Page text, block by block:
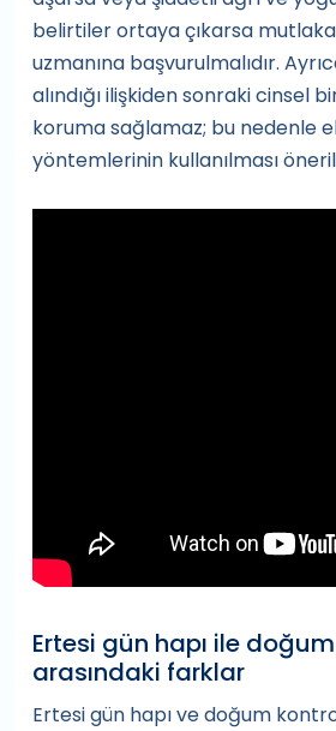
belirtiler ortaya çıkarsa
uzmanına başvurulmalıdır.
alındığı ilişkiden sonraki cinsel
koruma sağlamaz; bu nedenle
yöntemlerinin kullanılması
Ertesi gün hapı ile
arasındaki farklar
Ertesi gün hapı ve doğum